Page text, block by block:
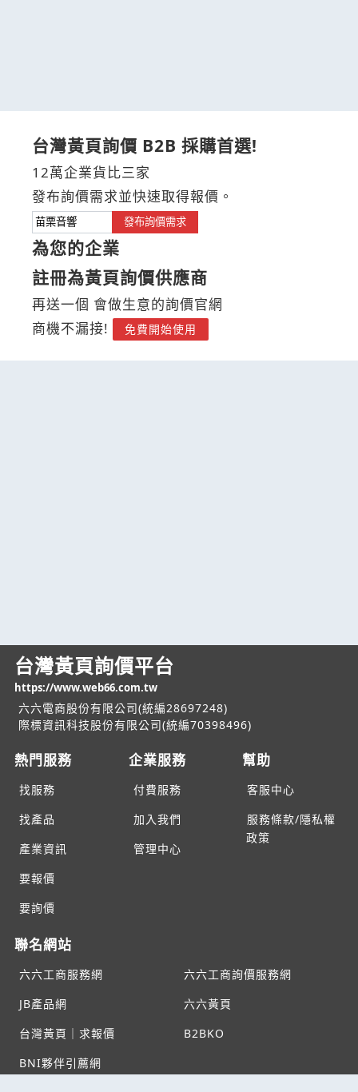
台灣黃頁詢價 B2B 採購首選!
12萬企業貨比三家
發布詢價需求並快速取得報價。
發布詢價需求
為您的企業
註冊為黃頁詢價供應商
再送一個 會做生意的詢價官網
商機不漏接!
免費開始使用
台灣黃頁詢價平台
https://www.web66.com.tw
六六電商股份有限公司(統編28697248)
際標資訊科技股份有限公司(統編70398496)
熱門服務
找服務
找產品
產業資訊
要報價
要詢價
企業服務
付費服務
加入我們
管理中心
幫助
客服中心
服務條款/隱私權
政策
聯名網站
六六工商服務網
六六工商詢價服務網
JB產品網
六六黃頁
台灣黃頁｜求報價
B2BKO
BNI夥伴引薦網